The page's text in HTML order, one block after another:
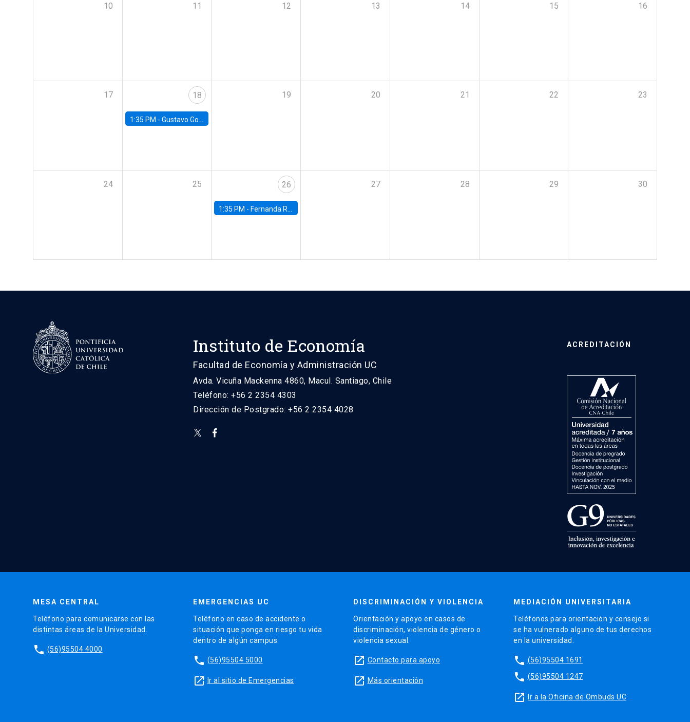
10 11 12 13 14 15 16
17 18
1:35 PM - Gustavo González, Banco Central de Chile
19 20 21 22 23
24 25 26
1:35 PM - Fernanda Rojas Ampuero, University of Wisconsin-Madison
27 28 29 30
Instituto de Economía
Facultad de Economía y Administración UC
Avda. Vicuña Mackenna 4860, Macul. Santiago, Chile
Teléfono: +56 2 2354 4303
Dirección de Postgrado: +56 2 2354 4028
ACREDITACIÓN
MESA CENTRAL
Teléfono para comunicarse con las
distintas áreas de la Universidad.
phone (56)95504 4000
EMERGENCIAS UC
Teléfono en caso de accidente o
situación que ponga en riesgo tu vida
dentro de algún campus.
phone (56)95504 5000
launch Ir al sitio de Emergencias
DISCRIMINACIÓN Y VIOLENCIA
Orientación y apoyo en casos de
discriminación, violencia de género o
violencia sexual.
launch Contacto para apoyo
launch Más orientación
MEDIACIÓN UNIVERSITARIA
Teléfonos para orientación y consejo si
se ha vulnerado alguno de tus derechos
en la universidad.
phone (56)95504 1691
phone (56)95504 1247
launch Ir a la Oficina de Ombuds UC